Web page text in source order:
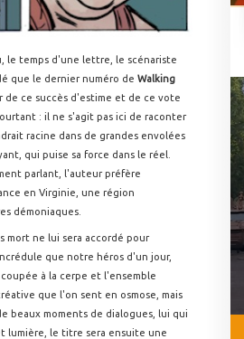
le temps d'une lettre, le scénariste
que le dernier numéro de Walking
de ce succès d'estime et de ce vote
: il ne s'agit pas ici de raconter
racine dans de grandes envolées
qui puise sa force dans le réel.
parlant, l'auteur préfère
en Virginie, une région
démoniaques.
mort ne lui sera accordé pour
que notre héros d'un jour,
à la cerpe et l'ensemble
que l'on sent en osmose, mais
beaux moments de dialogues, lui qui
lumière, le titre sera ensuite une